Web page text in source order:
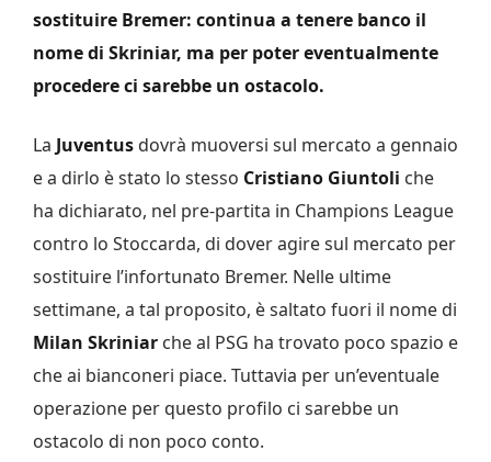
sostituire Bremer: continua a tenere banco il
nome di Skriniar, ma per poter eventualmente
procedere ci sarebbe un ostacolo.
La Juventus dovrà muoversi sul mercato a gennaio
e a dirlo è stato lo stesso Cristiano Giuntoli che
ha dichiarato, nel pre-partita in Champions League
contro lo Stoccarda, di dover agire sul mercato per
sostituire l’infortunato Bremer. Nelle ultime
settimane, a tal proposito, è saltato fuori il nome di
Milan Skriniar che al PSG ha trovato poco spazio e
che ai bianconeri piace. Tuttavia per un’eventuale
operazione per questo profilo ci sarebbe un
ostacolo di non poco conto.